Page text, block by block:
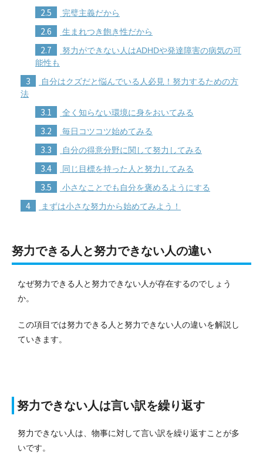
2.5 完璧主義だから
2.6 生まれつき飽き性だから
2.7
努力ができない人はADHDや発達障害の病気の可
能性も
3
自分はクズだと悩んでいる人必見！努力するための方
法
3.1 全く知らない環境に身をおいてみる
3.2 毎日コツコツ始めてみる
3.3 自分の得意分野に関して努力してみる
3.4 同じ目標を持った人と努力してみる
3.5 小さなことでも自分を褒めるようにする
4 まずは小さな努力から始めてみよう！
努力できる人と努力できない人の違い
なぜ努力できる人と努力できない人が存在するのでしょう
か。
この項目では努力できる人と努力できない人の違いを解説し
ていきます。
努力できない人は言い訳を繰り返す
努力できない人は、物事に対して言い訳を繰り返すことが多
いです。